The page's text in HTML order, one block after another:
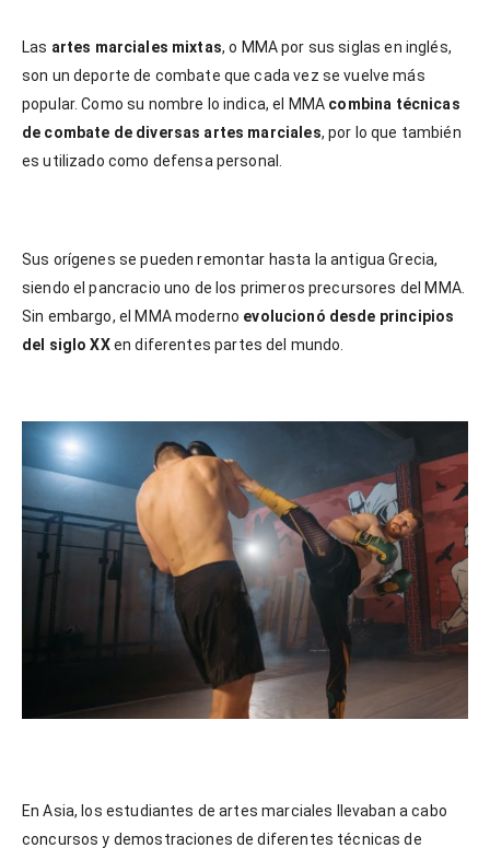
Las artes marciales mixtas, o MMA por sus siglas en inglés,
son un deporte de combate que cada vez se vuelve más
popular. Como su nombre lo indica, el MMA combina técnicas
de combate de diversas artes marciales, por lo que también
es utilizado como defensa personal.
Sus orígenes se pueden remontar hasta la antigua Grecia,
siendo el pancracio uno de los primeros precursores del MMA.
Sin embargo, el MMA moderno evolucionó desde principios
del siglo XXen diferentes partes del mundo.
En Asia, los estudiantes de artes marciales llevaban a cabo
concursos y demostraciones de diferentes técnicas de